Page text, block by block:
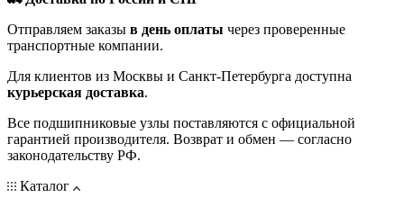
Отправляем заказы в день оплаты через проверенные
транспортные компании.
Для клиентов из Москвы и Санкт-Петербурга доступна
курьерская доставка.
Все подшипниковые узлы поставляются с официальной
гарантией производителя. Возврат и обмен — согласно
законодательству РФ.
Каталог